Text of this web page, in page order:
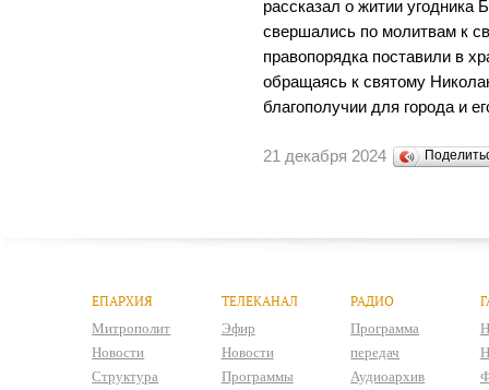
рассказал о житии угодника
свершались по молитвам к
правопорядка поставили в
обращаясь к святому
благополучии для города и
21 декабря 2024
ЕПАРХИЯ
Митрополит
Новости
Структура
ТЕЛЕКАНАЛ
Эфир
Новости
Программы
РАДИО
Программа
передач
Аудиоархив